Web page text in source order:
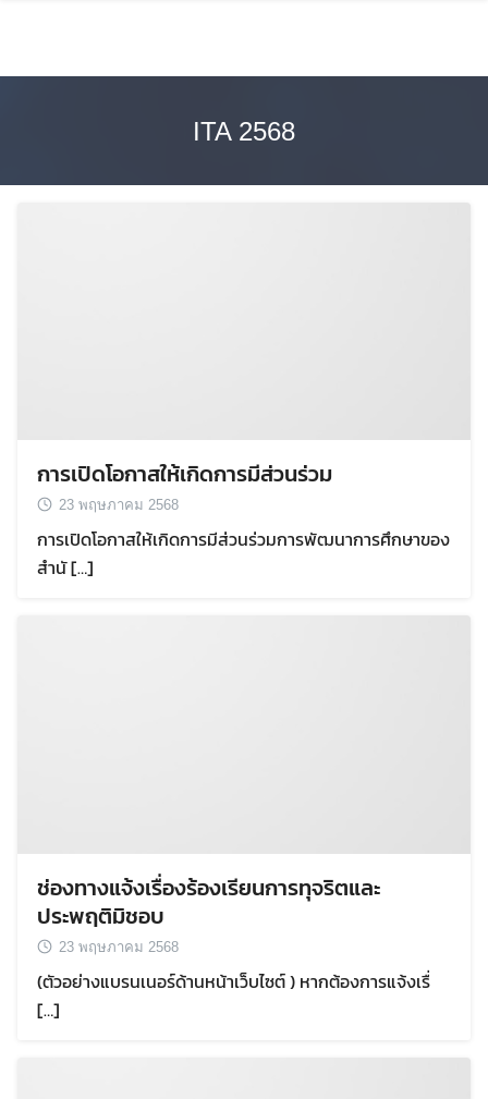
content
ITA 2568
การเปิดโอกาสให้เกิดการมีส่วนร่วม
23 พฤษภาคม 2568
การเปิดโอกาสให้เกิดการมีส่วนร่วมการพัฒนาการศึกษาของ
สำนั […]
ช่องทางแจ้งเรื่องร้องเรียนการทุจริตและ
ประพฤติมิชอบ
23 พฤษภาคม 2568
(ตัวอย่างแบรนเนอร์ด้านหน้าเว็บไซต์ ) หากต้องการแจ้งเรื่
[…]